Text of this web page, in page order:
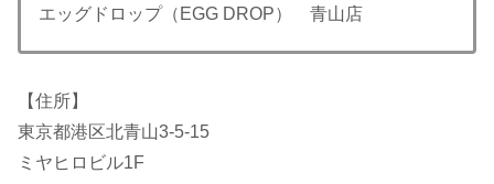
エッグドロップ（EGG DROP） 青山店
【住所】
東京都港区北青山3-5-15
ミヤヒロビル1F